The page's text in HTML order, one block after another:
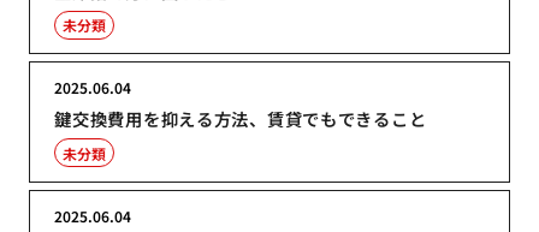
未分類
鍵交換費用を抑える方法、賃貸でもできること
2025.06.04
未分類
2025.06.04